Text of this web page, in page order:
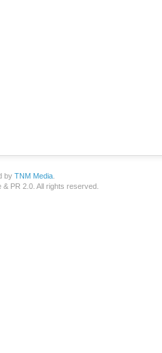
by TNM Media
PR 2.0. All rights reserved.